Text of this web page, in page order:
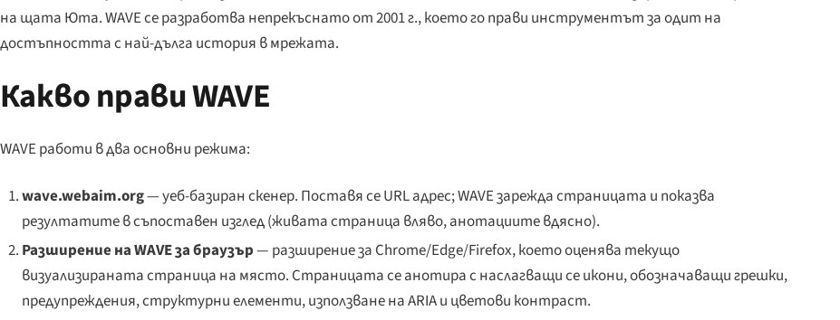
на щата Юта. WAVE се разработва непрекъснато от 2001 г., което го прави инструментът за одит на
достъпността с най-дълга история в мрежата.
Какво прави WAVE
WAVE работи в два основни режима:
wave.webaim.org— уеб-базиран скенер. Поставя се URL адрес; WAVE зарежда страницата и показва
резултатите в съпоставен изглед (живата страница вляво, анотациите вдясно).
Разширение на WAVE за браузър— разширение за Chrome/Edge/Firefox, което оценява текущо
визуализираната страница на място. Страницата се анотира с наслагващи се икони, обозначаващи грешки,
предупреждения, структурни елементи, използване на ARIA и цветови контраст.